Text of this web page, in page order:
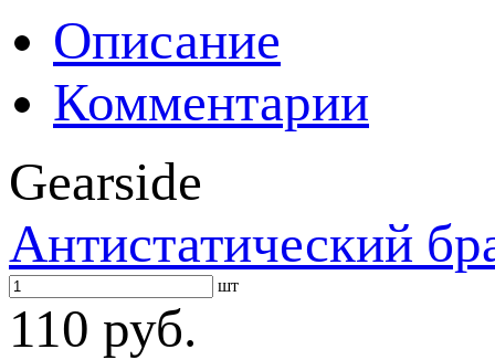
Описание
Комментарии
Gearside
Антистатический
шт
110 руб.